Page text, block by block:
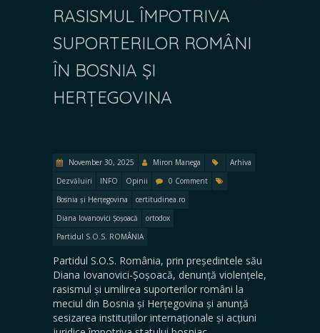
RASISMUL ÎMPOTRIVA
SUPORTERILOR ROMÂNI
ÎN BOSNIA ȘI
HERȚEGOVINA
November 30, 2025 Miron Manega
Arhiva
Dezvăluiri
INFO Opinii
0 Comment
Bosnia și Herțegovina
certitudinea.ro
Diana Iovanovici Șoșoacă
ortodox
Partidul S.O.S. ROMÂNIA
Partidul S.O.S. România, prin președintele său
Diana Iovanovici-Șoșoacă, denunță violențele,
rasismul și umilirea suporterilor români la
meciul din Bosnia și Herțegovina și anunță
sesizarea instituțiilor internaționale și acțiuni